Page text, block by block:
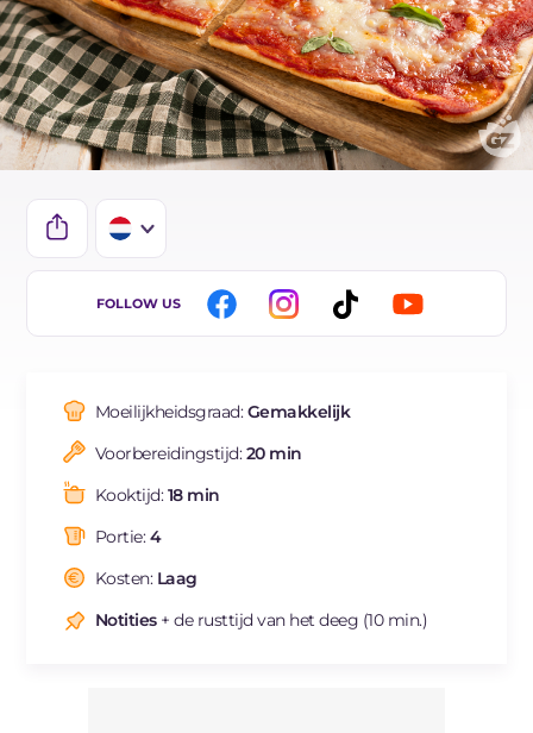
IT
DE
ES
BR
FOLLOW US
Moeilijkheidsgraad:Gemakkelijk
Voorbereidingstijd:20 min
Kooktijd:18 min
Portie:4
Kosten: Laag
Notities+ de rusttijd van het deeg (10 min.)